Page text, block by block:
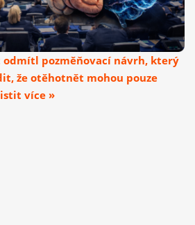
odmítl pozměňovací návrh, který
že otěhotnět mohou pouze
více »